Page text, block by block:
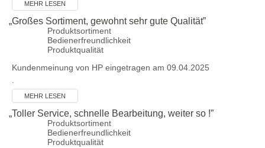
MEHR LESEN
„Großes Sortiment, gewohnt sehr gute Qualität”
Produktsortiment
Bedienerfreundlichkeit
Produktqualität
Kundenmeinung von HP eingetragen am 09.04.2025
MEHR LESEN
„Toller Service, schnelle Bearbeitung, weiter so !”
Produktsortiment
Bedienerfreundlichkeit
Produktqualität